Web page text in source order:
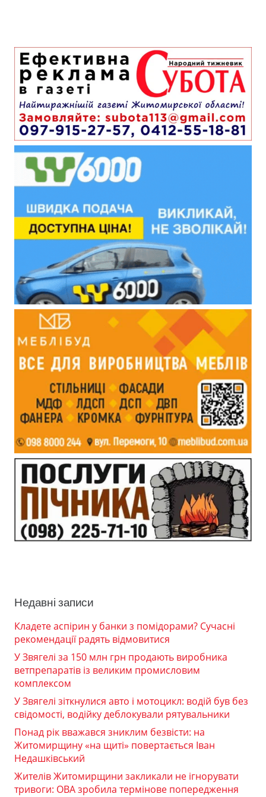
Недавні записи
Кладете аспірин у банки з помідорами? Сучасні
рекомендації радять відмовитися
У Звягелі за 150 млн грн продають виробника
ветпрепаратів із великим промисловим
комплексом
У Звягелі зіткнулися авто і мотоцикл: водій був без
свідомості, водійку деблокували рятувальники
Понад рік вважався зниклим безвісти: на
Житомирщину «на щиті» повертається Іван
Недашківський
Жителів Житомирщини закликали не ігнорувати
тривоги: ОВА зробила термінове попередження